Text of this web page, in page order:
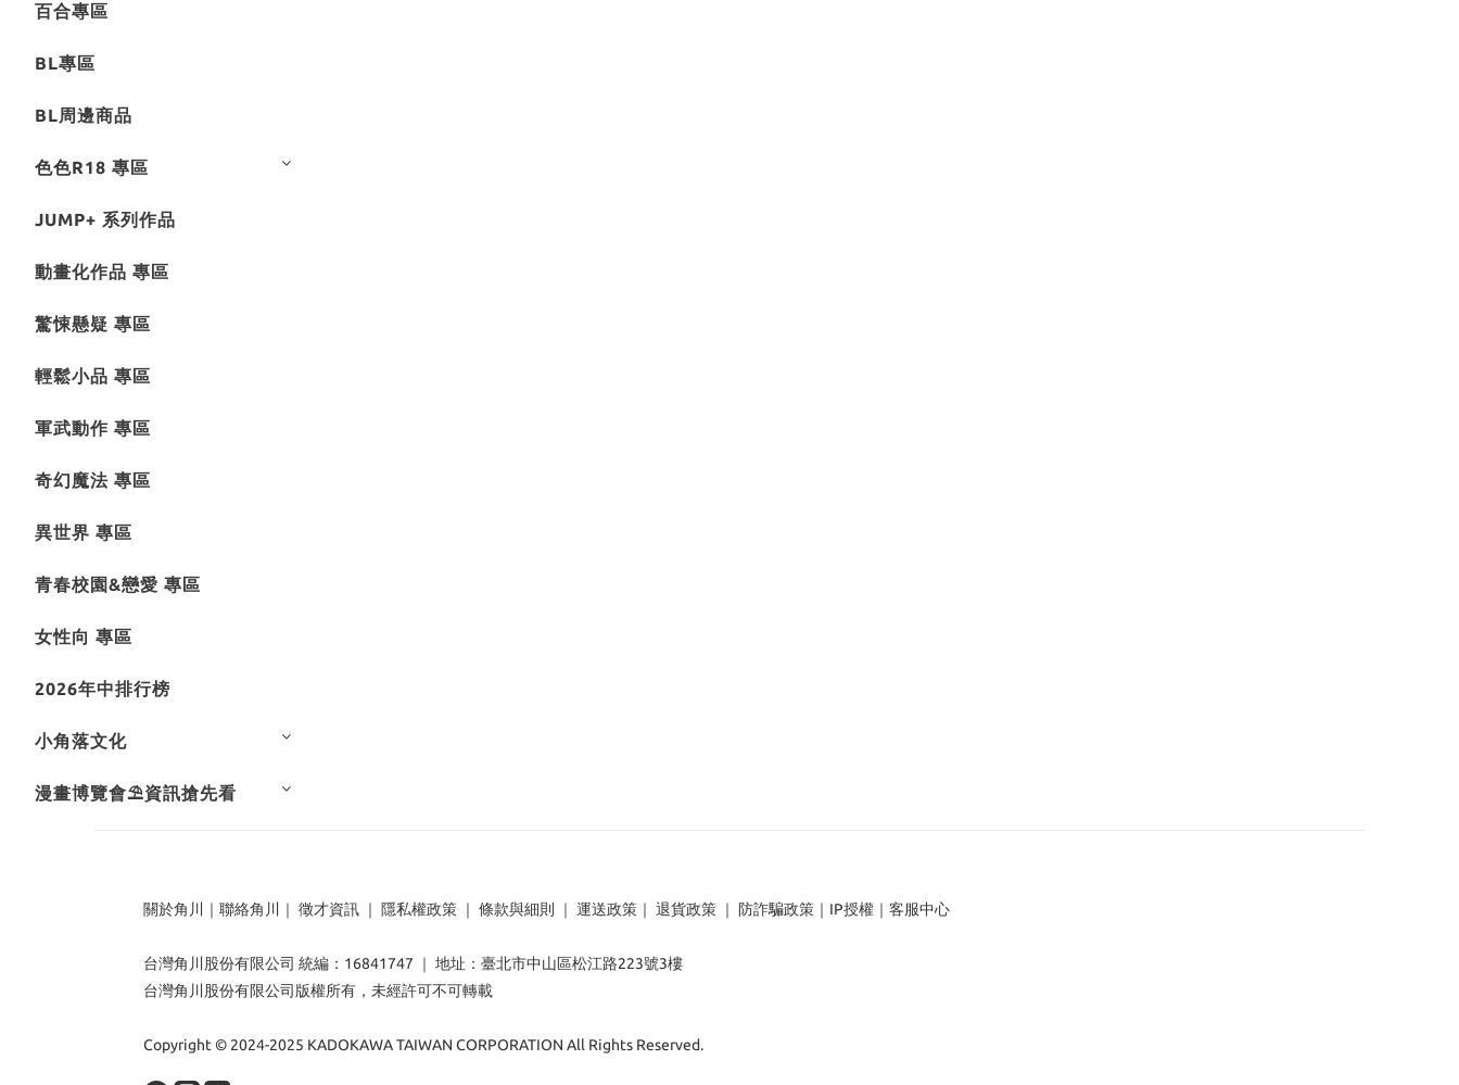
百合專區
BL專區
BL周邊商品
色色R18 專區
JUMP+ 系列作品
動畫化作品 專區
驚悚懸疑 專區
輕鬆小品 專區
軍武動作 專區
奇幻魔法 專區
異世界 專區
青春校園&戀愛 專區
女性向 專區
2026年中排行榜
小角落文化
漫畫博覽會⛱️資訊搶先看
關於角川 ｜ 聯絡角川 ｜ 徵才資訊 ｜ 隱私權政策 ｜ 條款與細則 ｜ 運送政策 ｜ 退貨政策 ｜ 防詐騙政策 ｜ IP授權 ｜ 客服中心
台灣角川股份有限公司 統編：16841747 ｜ 地址：臺北市中山區松江路223號3樓
台灣角川股份有限公司版權所有，未經許可不可轉載
Copyright © 2024-2025 KADOKAWA TAIWAN CORPORATION All Rights Reserved.